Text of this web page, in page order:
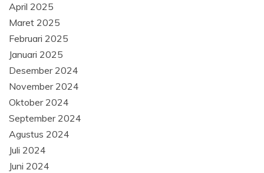
April 2025
Maret 2025
Februari 2025
Januari 2025
Desember 2024
November 2024
Oktober 2024
September 2024
Agustus 2024
Juli 2024
Juni 2024